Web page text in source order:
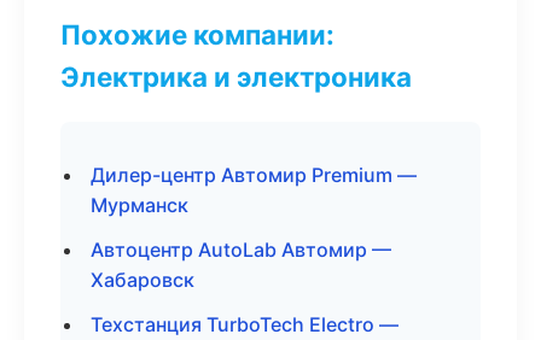
Похожие компании:
Электрика и электроника
Дилер-центр Автомир Premium —
Мурманск
Автоцентр AutoLab Автомир —
Хабаровск
Техстанция TurboTech Electro —